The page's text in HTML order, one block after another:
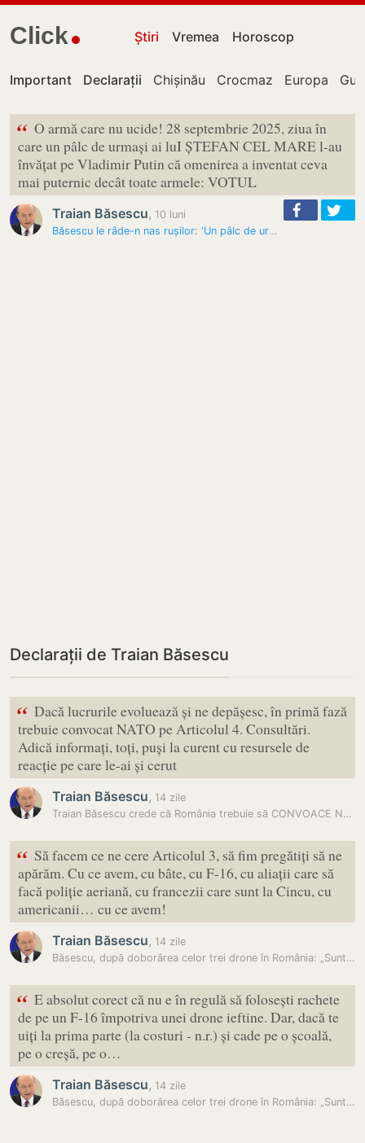
Click Știri Vremea Horoscop
Important Declarații Chișinău Crocmaz Europa
“ O armă care nu ucide! 28 septembrie 2025, ziua în
care un pâlc de urmași ai luI ȘTEFAN CEL MARE l-au
învățat pe Vladimir Putin că omenirea a inventat ceva
mai puternic decât toate armele: VOTUL
Traian Băsescu, 10 luni
Băsescu le râde-n nas rușilor: ‘Un pâlc de urmași ai lui Ștefan cel…
Declarații de Traian Băsescu
“ Dacă lucrurile evoluează și ne depășesc, în primă fază
trebuie convocat NATO pe Articolul 4. Consultări.
Adică informați, toți, puși la curent cu resursele de
reacție pe care le-ai și cerut
Traian Băsescu, 14 zile
Traian Băsescu crede că România trebuie să CONVOACE NATO, dacă dronele…
“ Să facem ce ne cere Articolul 3, să fim pregătiți să ne
apărăm. Cu ce avem, cu bâte, cu F-16, cu aliații care să
facă poliție aeriană, cu francezii care sunt la Cincu, cu
americanii… cu ce avem!
Traian Băsescu, 14 zile
Băsescu, după doborârea celor trei drone în România: „Suntem aproape…
“ E absolut corect că nu e în regulă să folosești rachete
de pe un F-16 împotriva unei drone ieftine. Dar, dacă te
uiți la prima parte (la costuri - n.r.) și cade pe o școală,
pe o creșă, pe o…
Traian Băsescu, 14 zile
Băsescu, după doborârea celor trei drone în România: „Suntem aproape…